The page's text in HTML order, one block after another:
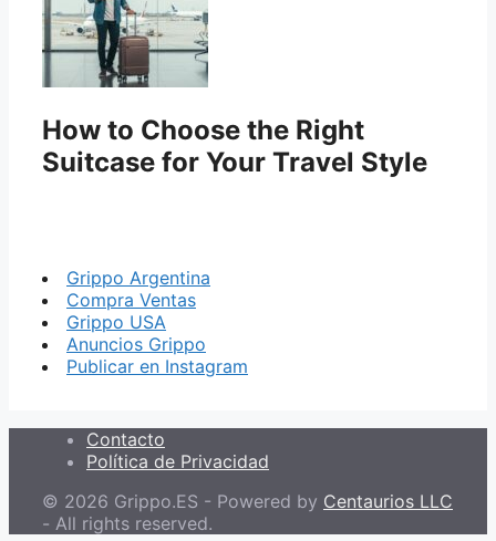
How to Choose the Right
Suitcase for Your Travel Style
Grippo Argentina
Compra Ventas
Grippo USA
Anuncios Grippo
Publicar en Instagram
Contacto
Política de Privacidad
© 2026 Grippo.ES - Powered by Centaurios LLC
- All rights reserved.